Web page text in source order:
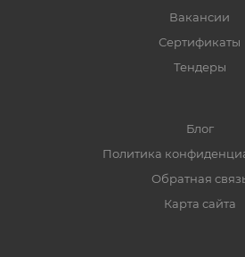
Вакансии
Сертификаты
Тендеры
Блог
Политика
Обратная
Карта сайта